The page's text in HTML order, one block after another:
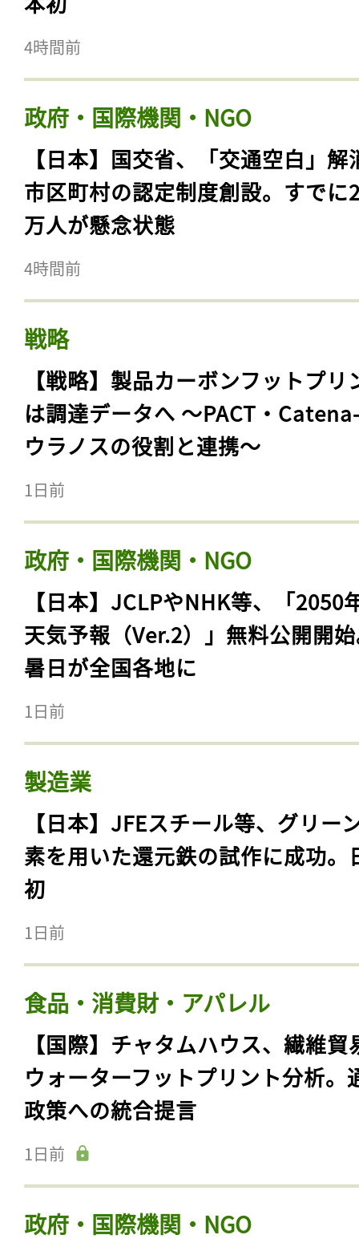
4時間前
政府・国際機関・NGO
【日本】国交省、「交通空白」解
市区町村の認定制度創設。すでに
万人が懸念状態
4時間前
戦略
【戦略】製品カーボンフットプリ
は調達データへ 〜PACT・
ウラノスの役割と連携〜
1日前
政府・国際機関・NGO
【日本】JCLPやNHK等、「2050
天気予報（Ver.2）」無料公開開
暑日が全国各地に
1日前
製造業
【日本】JFEスチール等、グリー
素を用いた還元鉄の試作に成功。
初
1日前
食品・消費財・アパレル
【国際】チャタムハウス、繊維貿
ウォーターフットプリント分析。
政策への統合提言
1日前
政府・国際機関・NGO